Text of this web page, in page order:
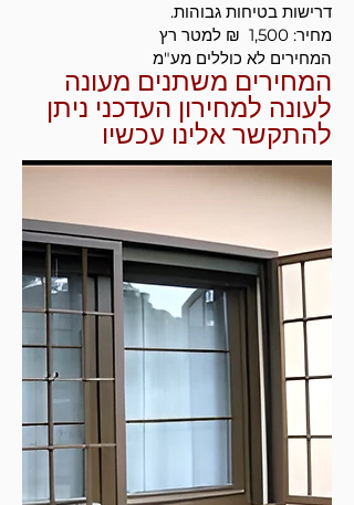
דרישות בטיחות גבוהות.
מחיר: 1,500 ₪ למטר רץ
המחירים לא כוללים מע"מ
המחירים משתנים מעונה
לעונה למחירון העדכני ניתן
להתקשר אלינו עכשיו